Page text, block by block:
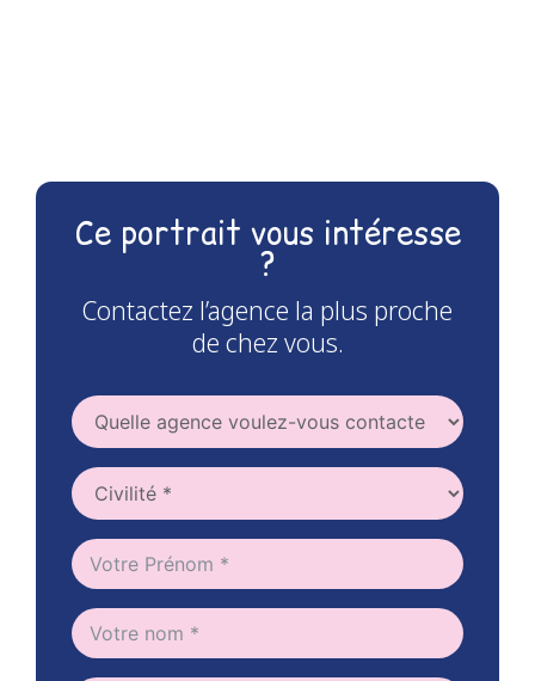
Ce portrait vous intéresse
?
Contactez l’agence la plus proche
de chez vous.